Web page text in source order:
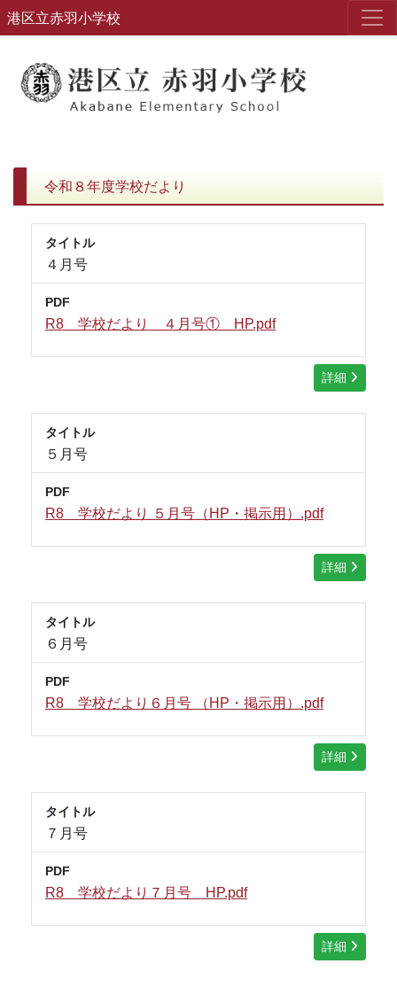
港区立赤羽小学校
令和８年度学校だより
タイトル
４月号
PDF
R8 学校だより ４月号① HP.pdf
詳細
タイトル
５月号
PDF
R8 学校だより ５月号（HP・掲示用）.pdf
詳細
タイトル
６月号
PDF
R8 学校だより６月号 （HP・掲示用）.pdf
詳細
タイトル
７月号
PDF
R8 学校だより７月号 HP.pdf
詳細